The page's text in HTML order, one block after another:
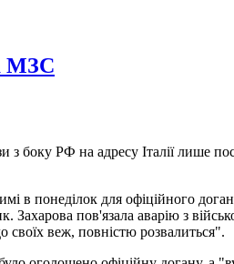
МЗС
з боку РФ на адресу Італії лише
в понеділок для офіційного
Захарова пов'язала аварію з
своїх веж, повністю розвалиться".